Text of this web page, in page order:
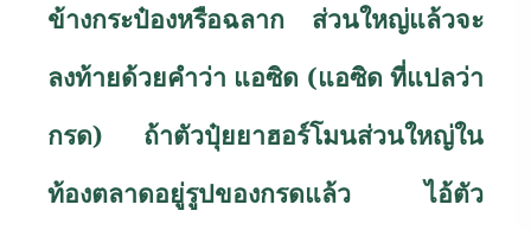
ข้างกระป๋องหรือฉลาก ส่วนใหญ่แล้วจะ
ลงท้ายด้วยคำว่า แอซิด (แอซิด ที่แปลว่า
กรด) ถ้าตัวปุ๋ยยาฮอร์โมนส่วนใหญ่ใน
ท้องตลาดอยู่รูปของกรดแล้ว ไอ้ตัว